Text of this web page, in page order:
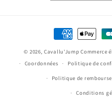
Moyens
de
paiement
© 2026,Cavallu'Jump Commerce
Coordonnées
Politique de
Politique de
Conditions